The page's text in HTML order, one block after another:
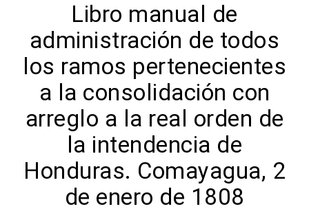
Libro manual de
administración de todos
los ramos pertenecientes
a la consolidación con
arreglo a la real orden de
la intendencia de
Honduras. Comayagua, 2
de enero de 1808